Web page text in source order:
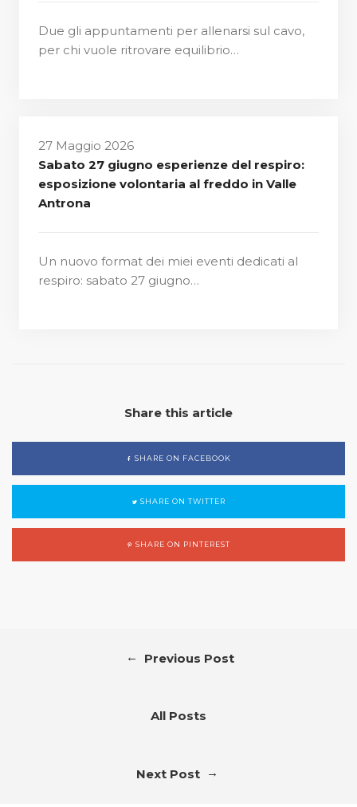
Due gli appuntamenti per allenarsi sul cavo,
per chi vuole ritrovare equilibrio…
27 Maggio 2026
Sabato 27 giugno esperienze del respiro:
esposizione volontaria al freddo in Valle
Antrona
Un nuovo format dei miei eventi dedicati al
respiro: sabato 27 giugno…
Share this article
SHARE ON FACEBOOK
SHARE ON TWITTER
SHARE ON PINTEREST
← Previous Post
All Posts
Next Post →